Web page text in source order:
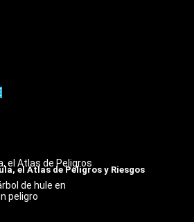
el Atlas de Peligros y Riesgos
el Atlas de Peligros
de hule en
peligro